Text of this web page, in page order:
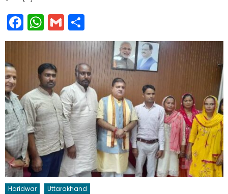
Facebook
WhatsApp
Gmail
Haridwar Uttarakhand